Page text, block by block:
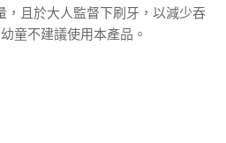
，且於大人監督下刷牙，以減少吞
童不建議使用本產品。